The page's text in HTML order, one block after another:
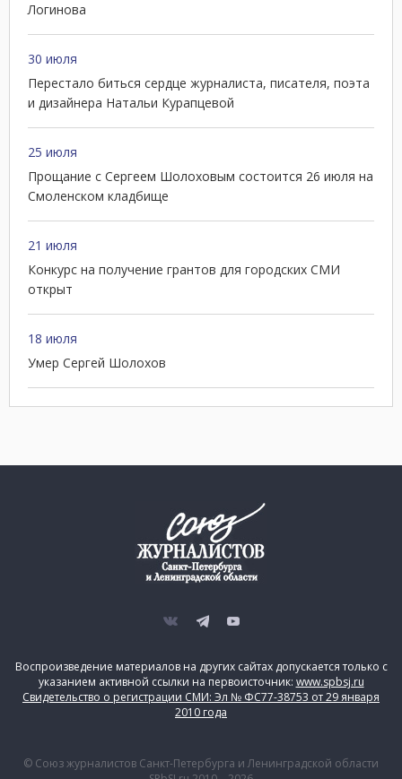
Логинова
30 июля
Перестало биться сердце журналиста, писателя, поэта
и дизайнера Натальи Курапцевой
25 июля
Прощание с Сергеем Шолоховым состоится 26 июля на
Смоленском кладбище
21 июля
Конкурс на получение грантов для городских СМИ
открыт
18 июля
Умер Сергей Шолохов
Воспроизведение материалов на других сайтах допускается только с
указанием активной ссылки на первоисточник: www.spbsj.ru
Свидетельство о регистрации СМИ: Эл № ФС77-38753 от 29 января
2010 года
© Союз журналистов Санкт-Петербурга и Ленинградской области